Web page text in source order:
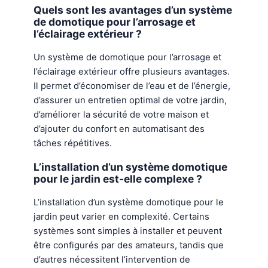
Quels sont les avantages d’un système
de domotique pour l’arrosage et
l’éclairage extérieur ?
Un système de domotique pour l’arrosage et
l’éclairage extérieur offre plusieurs avantages.
Il permet d’économiser de l’eau et de l’énergie,
d’assurer un entretien optimal de votre jardin,
d’améliorer la sécurité de votre maison et
d’ajouter du confort en automatisant des
tâches répétitives.
L’installation d’un système domotique
pour le jardin est-elle complexe ?
L’installation d’un système domotique pour le
jardin peut varier en complexité. Certains
systèmes sont simples à installer et peuvent
être configurés par des amateurs, tandis que
d’autres nécessitent l’intervention de